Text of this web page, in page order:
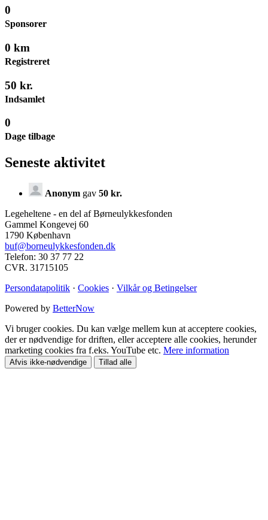
0
Sponsorer
0 km
Registreret
50 kr.
Indsamlet
0
Dage tilbage
Seneste aktivitet
Anonym gav 50 kr.
Legeheltene - en del af Børneulykkesfonden
Gammel Kongevej 60
1790 København
buf@borneulykkesfonden.dk
Telefon: 30 37 77 22
CVR. 31715105
Persondatapolitik · Cookies · Vilkår og Betingelser
Powered by BetterNow
Vi bruger cookies. Du kan vælge mellem kun at acceptere cookies,
der er nødvendige for driften, eller acceptere alle cookies, herunder
marketing cookies fra f.eks. YouTube etc. Mere information
Afvis ikke-nødvendige Tillad alle